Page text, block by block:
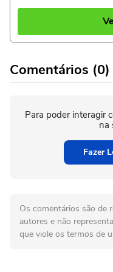
Comentários (0)
Para poder interagir
na
Fazer
Os comentários são de
autores e não
que viole os termos de